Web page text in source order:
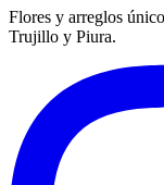
Flores y arreglos
Trujillo y Piura.